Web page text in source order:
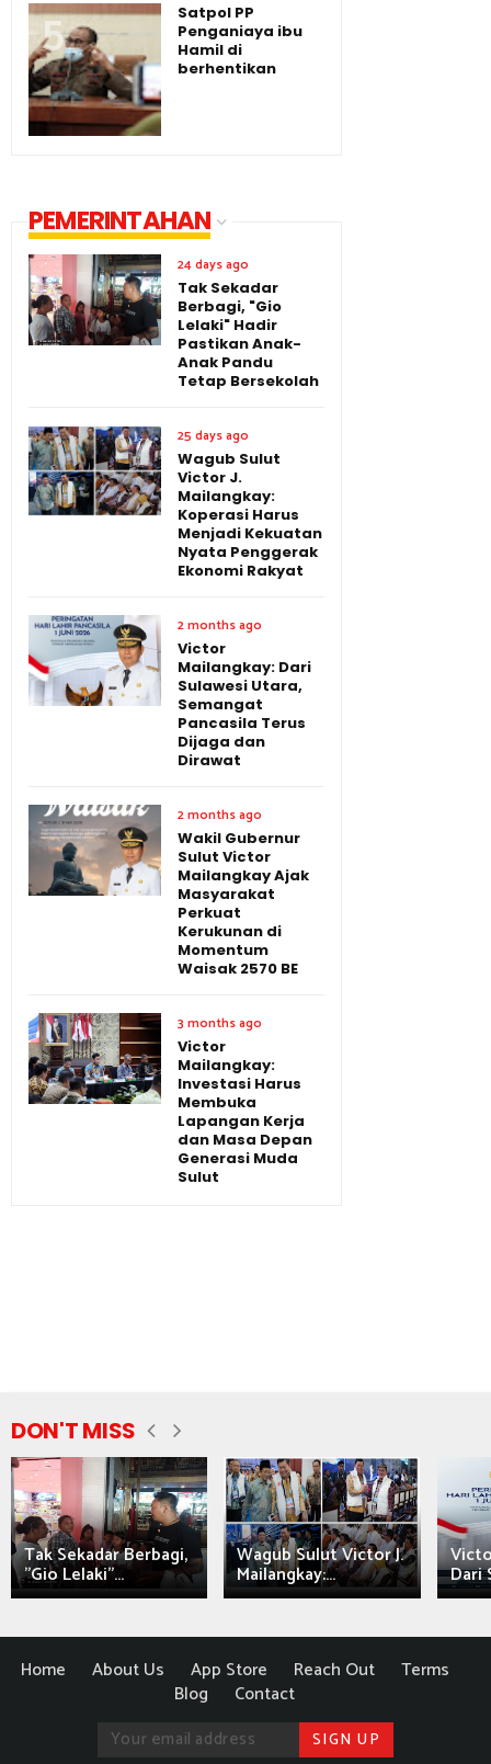
Satpol PP
Penganiaya ibu
Hamil di
berhentikan
PEMERINTAHAN
24 days ago
Tak Sekadar
Berbagi, "Gio
Lelaki" Hadir
Pastikan Anak-
Anak Pandu
Tetap Bersekolah
25 days ago
Wagub Sulut
Victor J.
Mailangkay:
Koperasi Harus
Menjadi Kekuatan
Nyata Penggerak
Ekonomi Rakyat
2 months ago
Victor
Mailangkay: Dari
Sulawesi Utara,
Semangat
Pancasila Terus
Dijaga dan
Dirawat
2 months ago
Wakil Gubernur
Sulut Victor
Mailangkay Ajak
Masyarakat
Perkuat
Kerukunan di
Momentum
Waisak 2570 BE
3 months ago
Victor
Mailangkay:
Investasi Harus
Membuka
Lapangan Kerja
dan Masa Depan
Generasi Muda
Sulut
DON'T MISS
Tak Sekadar Berbagi,
"Gio Lelaki"...
Wagub Sulut Victor J.
Mailangkay:... Dari
Home About Us App Store Reach Out
Terms
Blog
Contact